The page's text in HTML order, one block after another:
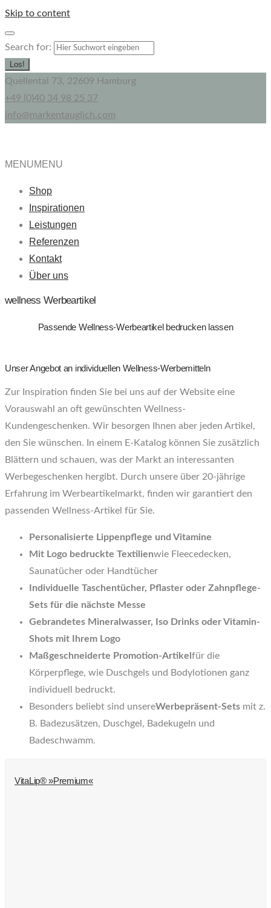
Skip to content
Search for:
Los!
Quellental 73, 22609 Hamburg
+49 (0)40 34 98 25 37
info@markentauglich.com
MENUMENU
Shop
Inspirationen
Leistungen
Referenzen
Kontakt
Über uns
wellness Werbeartikel
Passende Wellness-Werbeartikel bedrucken lassen
Unser Angebot an individuellen Wellness-Werbemitteln
Zur Inspiration finden Sie bei uns auf der Website eine
Vorauswahl an oft gewünschten Wellness-
Kundengeschenken. Wir besorgen Ihnen aber jeden Artikel,
den Sie wünschen. In einem E-Katalog können Sie zusätzlich
Blättern und schauen, was der Markt an interessanten
Werbegeschenken hergibt. Durch unsere über 20-jährige
Erfahrung im Werbeartikelmarkt, finden wir garantiert den
passenden Wellness-Artikel für Sie.
Personalisierte Lippenpflege und Vitamine
Mit Logo bedruckte Textilienwie Fleecedecken,
Saunatücher oder Handtücher
Individuelle Taschentücher, Pflaster oder Zahnpflege-
Sets für die nächste Messe
Gebrandetes Mineralwasser, Iso Drinks oder Vitamin-
Shots mit Ihrem Logo
Maßgeschneiderte Promotion-Artikel für die
Körperpflege, wie Duschgels und Bodylotionen ganz
individuell bedruckt.
Besonders beliebt sind unsereWerbepräsent-Sets mit z.
B. Badezusätzen, Duschgel, Badekugeln und
Badeschwamm.
VitaLip® »Premium«